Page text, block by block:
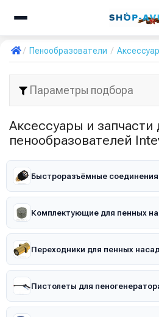
Пенообразователи
Параметры подбора
Аксессуары и запчасти
пенообразователей
Быстроразъёмные
Комплектующие для пенных
Переходники для пенных
Пистолеты для